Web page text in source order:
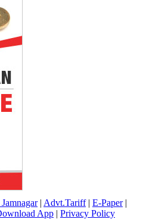
| Advt.Tariff| E-Paper|
App | Privacy Policy